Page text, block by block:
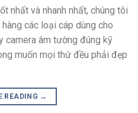
nhất và nhanh nhất, chúng tôi
các loại cáp dùng cho
camera âm tường đúng kỹ
muốn mọi thứ đều phải đẹp
READING →